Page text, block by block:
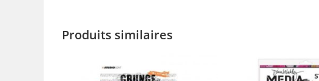
Produits similaires